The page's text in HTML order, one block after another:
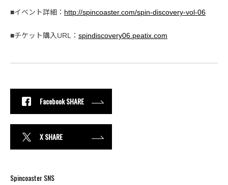
■イベント詳細： http://spincoaster.com/spin-discovery-vol-06
■チケット購入URL： spindiscovery06.peatix.com
Facebook SHARE
X SHARE
Spincoaster SNS